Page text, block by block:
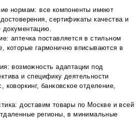
нормам: все компоненты имеют
сертификаты качества и
аптечка поставляется в стильном
которые гармонично вписываются в
возможность адаптации под
и специфику деятельности
банковское отделение,
доставим товары по Москве и всей
регионы, в минимальные